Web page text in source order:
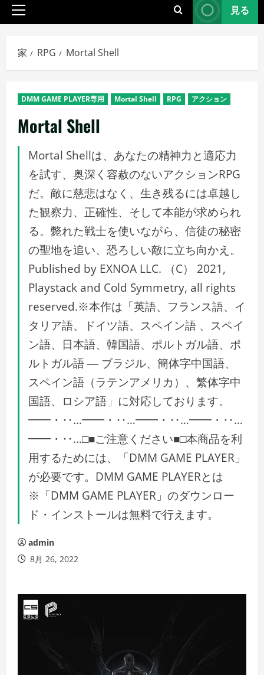
プ
イ
マ
ニ
ュ
ー
見る
家 RPG Mortal Shell
DMM GAME PLAYER専用 Mortal Shell RPG アクション
Mortal Shell
Mortal Shellは、あなたの精神力と適応力
を試す、奥深く容赦のないアクションRPG
だ。敵に慈悲はなく、生き残るには卓越し
た観察力、正確性、そして本能が求められ
る。斃れた戦士を使いながら、信徒の秘密
の聖地を追い、恐ろしい敵に立ち向かえ。
Published by EXNOA LLC. （C） 2021,
Playstack and Cold Symmetry, all rights
reserved.※本作は「英語、フランス語、イ
タリア語、ドイツ語、スペイン語 、スペイ
ン語、日本語、韓国語、ポルトガル語、ポ
ルトガル語 ― ブラジル、簡体字中国語、
スペイン語（ラテンアメリカ）、繁体字中
国語、ロシア語」に対応しております。
━━・‥…━━・‥…━━・‥…━━・‥…
━━・‥…□■ご注意ください■□本商品を利
用するためには、「DMM GAME PLAYER」
が必要です。DMM GAME PLAYERとは
※「DMM GAME PLAYER」のダウンロー
ド・インストールは無料で行えます。
admin
8月 26, 2022